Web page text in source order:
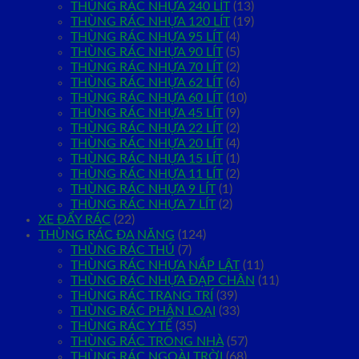
THÙNG RÁC NHỰA 240 LÍT (13)
THÙNG RÁC NHỰA 120 LÍT (19)
THÙNG RÁC NHỰA 95 LÍT (4)
THÙNG RÁC NHỰA 90 LÍT (5)
THÙNG RÁC NHỰA 70 LÍT (2)
THÙNG RÁC NHỰA 62 LÍT (6)
THÙNG RÁC NHỰA 60 LÍT (10)
THÙNG RÁC NHỰA 45 LÍT (9)
THÙNG RÁC NHỰA 22 LÍT (2)
THÙNG RÁC NHỰA 20 LÍT (4)
THÙNG RÁC NHỰA 15 LÍT (1)
THÙNG RÁC NHỰA 11 LÍT (2)
THÙNG RÁC NHỰA 9 LÍT (1)
THÙNG RÁC NHỰA 7 LÍT (2)
XE ĐẨY RÁC (22)
THÙNG RÁC ĐA NĂNG (124)
THÙNG RÁC THÚ (7)
THÙNG RÁC NHỰA NẮP LẬT (11)
THÙNG RÁC NHỰA ĐẠP CHÂN (11)
THÙNG RÁC TRANG TRÍ
(39)
THÙNG RÁC PHÂN LOẠI
(33)
THÙNG RÁC Y TẾ (35)
THÙNG RÁC TRONG NHÀ (57)